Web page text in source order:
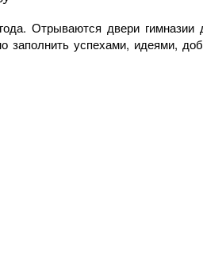
Отрываются двери
заполнить успехами, идеями,